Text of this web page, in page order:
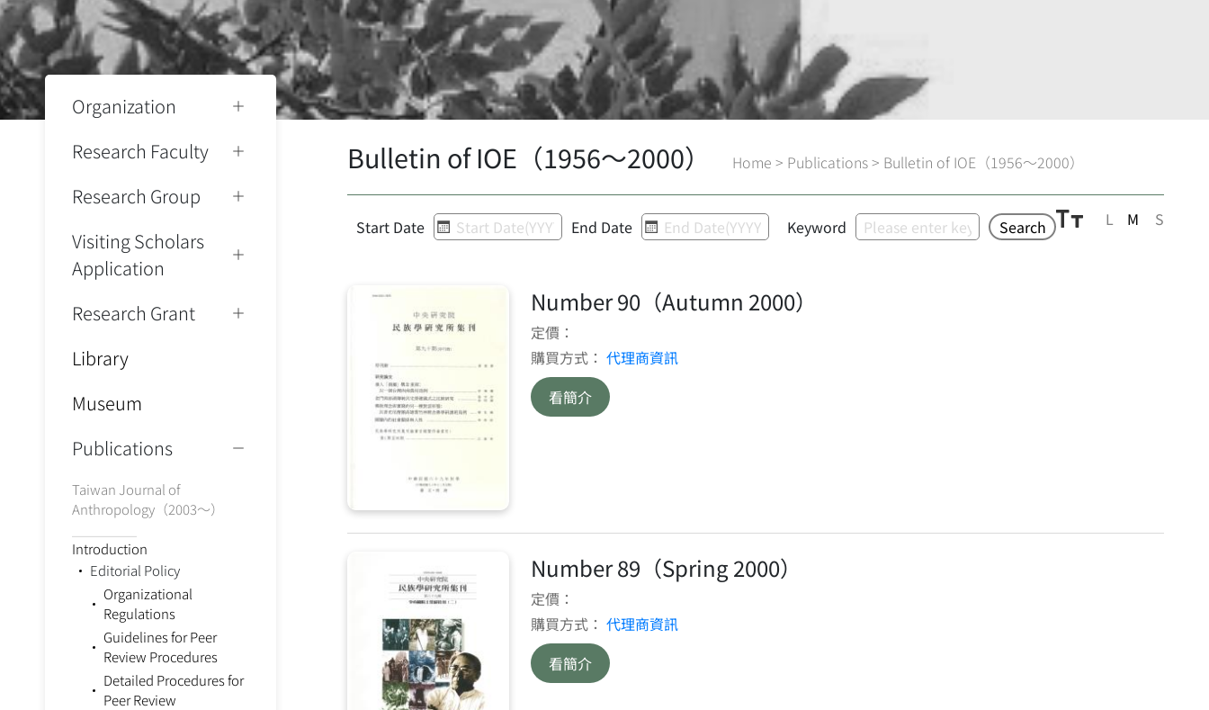
Organization
Research Faculty
Research Group
Visiting Scholars
Application
Research Grant
Library
Museum
Publications
Taiwan Journal of
Anthropology（2003～）
Introduction
Editorial Policy
Organizational
Regulations
Guidelines for Peer
Review Procedures
Detailed Procedures for
Peer Review
Bulletin of IOE（1956～2000） Home > Publications> Bulletin of IOE（1956～2000）
L M S
Start Date End Date Keyword Search
Number 90（Autumn 2000）
定價：
購買方式： 代理商資訊
看簡介
Number 89（Spring 2000）
定價：
購買方式： 代理商資訊
看簡介